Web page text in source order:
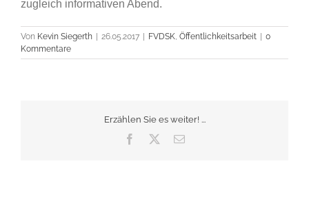
zugleich informativen Abend.
Von Kevin Siegerth 26.05.2017 FVDSK, Öffentlichkeitsarbeit
0
Kommentare
Erzählen Sie es weiter! ...
Facebook
E-